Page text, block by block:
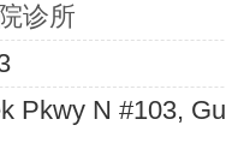
诊所
Pkwy N #103,